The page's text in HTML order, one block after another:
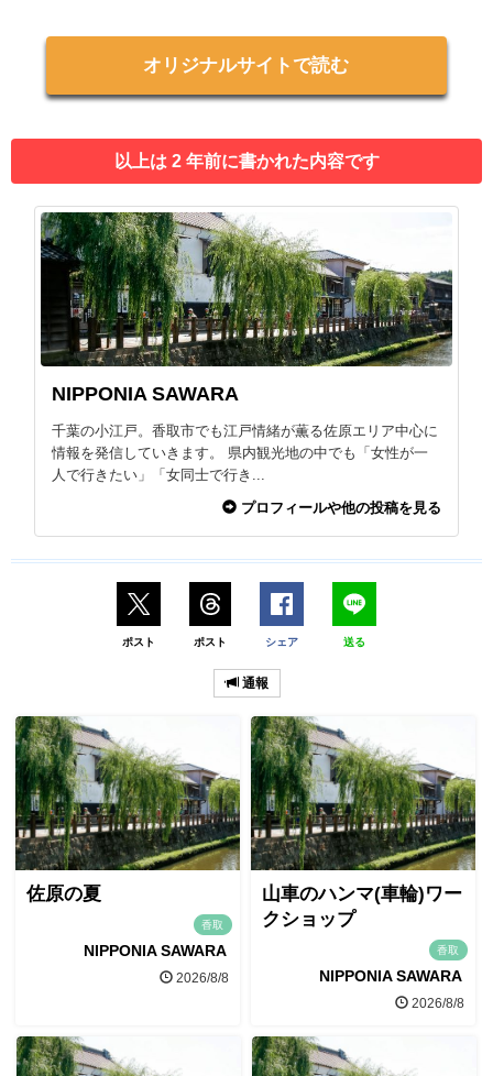
オリジナルサイトで読む
以上は 2 年前に書かれた内容です
NIPPONIA SAWARA
千葉の小江戸。香取市でも江戸情緒が薫る佐原エリア中心に
情報を発信していきます。 県内観光地の中でも「女性が一
人で行きたい」「女同士で行き...
プロフィールや他の投稿を見る
ポスト ポスト シェア 送る
通報
佐原の夏
香取
NIPPONIA SAWARA
2026/8/8
山車のハンマ(車輪)ワー
クショップ
香取
NIPPONIA SAWARA
2026/8/8